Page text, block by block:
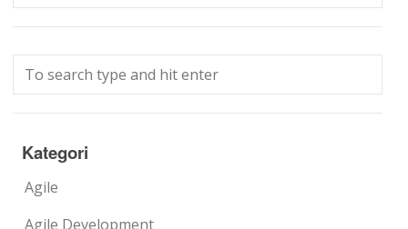
Kategori
Agile
Agile Development